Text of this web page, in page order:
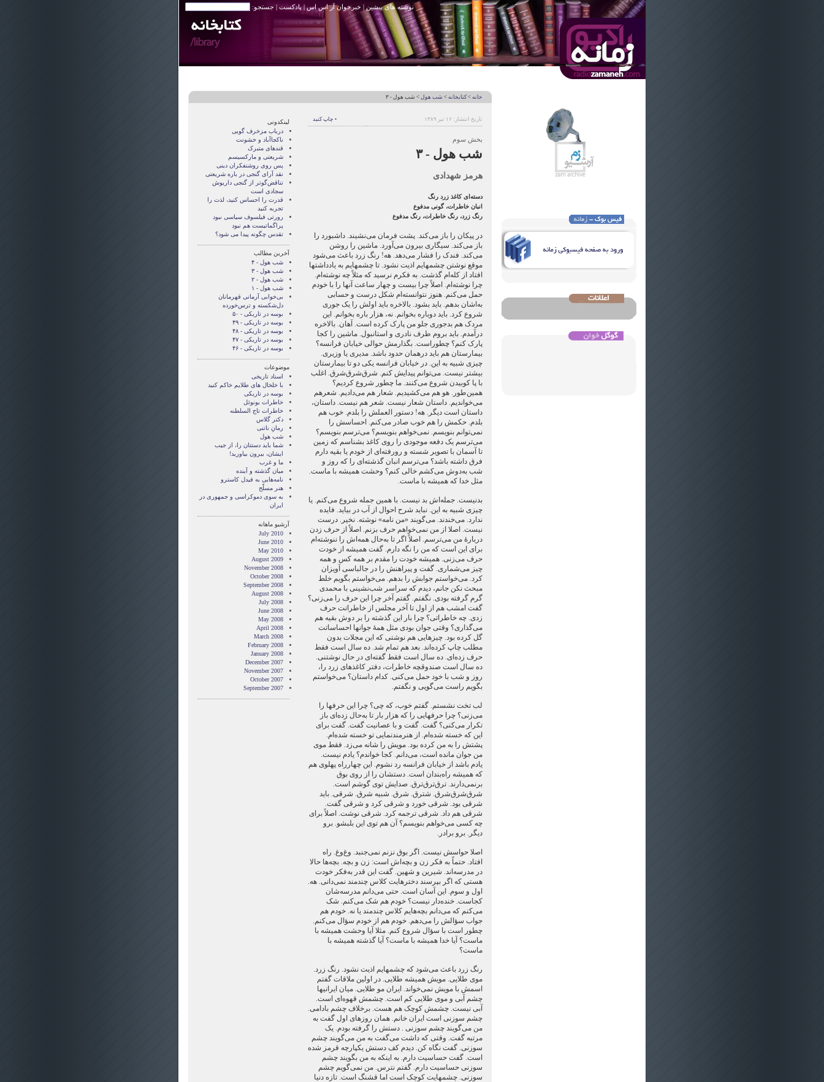
نوشته های پیشین | خبرخوان آر اس اس|پادکست | جستجو:
خانه >کتابخانه > شب هول > شب هول - ۳
تاریخ انتشار: ۱۶ تیر ۱۳۸۹ • چاپ کنید
بخش سوم
شب هول - ۳
هرمز شهدادی
دسته‌ای کاغذ زرد رنگ
انبان خاطرات، گونی مدفوع
رنگ زرد، رنگ خاطرات، رنگ مدفوع
در پیکان را باز می‌کند. پشت فرمان می‌نشیند. داشبورد را
باز می‌کند. سیگاری بیرون می‌آورد. ماشین را روشن
می‌کند. فندک را فشار می‌دهد. هه! رنگ زرد باعث می‌شود
موقع نوشتن چشمهایم اذیت نشود. تا چشمهایم به یادداشتها
افتاد از کله‌ام گذشت. به فکرم نرسید که مثلاً چه نوشته‌ام.
چرا نوشته‌ام. اصلاً چرا بیست و چهار ساعت آنها را با خودم
حمل می‌کنم. هنوز نتوانسته‌ام شکل درست و حسابی
به‌اشان بدهم. باید بشود. بالاخره باید اولش را یک جوری
شروع کرد. باید دوباره بخوانم. نه، هزار باره بخوانم. این
مردک هم بدجوری جلو من پارک کرده است. آهان. بالاخره
درآمدم. باید بروم طرف نادری و استانبول. ماشین را کجا
پارک کنم؟ چطوراست. بگذارمش حوالی خیابان فرانسه؟
بیمارستان هم باید درهمان حدود باشد. مدیری یا وزیری.
چیزی شبیه به این. در خیابان فرانسه یکی دو تا بیمارستان
بیشتر نیست. می‌توانم پیدایش کنم. شرق‌شرق‌شرق. اغلب
با پا کوبیدن شروع می‌کنند. ما چطور شروع کردیم؟
همین‌طور. هو هم می‌کشیدیم. شعار هم می‌دادیم. شعرهم
می‌خواندیم. داستان شعار نیست. شعر هم نیست. داستان،
داستان است دیگر. هه! دستور العملش را بلدم. خوب هم
بلدم. حکمش را هم خوب صادر می‌کنم. احساسش را
نمی‌توانم بنویسم. نمی‌خواهم بنویسم؟ می‌ترسم بنویسم؟
می‌ترسم یک دفعه موجودی را روی کاغذ بشناسم که زمین
تا آسمان با تصویر شسته و رورفته‌ای از خودم یا بقیه دارم
فرق داشته باشد؟ می‌ترسم انبان گذشته‌ای را که روز و
شب به‌دوش می‌کشم خالی کنم؟ وحشت همیشه با ماست.
مثل خدا که همیشه با ماست.
بدنیست. جمله‌اش بد نیست. با همین جمله شروع می‌کنم. یا
چیزی شبیه به این. نباید شرح احوال از آب در بیاید. فایده
ندارد. می‌خندند. می‌گویند «من نامه» نوشته. نخیر. درست
نیست. اصلا از من نمی‌خواهم حرف بزنم. اصلاً از حرف زدن
دربارۀ من می‌ترسم. اصلاً اگر تا به‌حال همه‌اش را ننوشته‌ام
برای این است که من را نگه دارم. گفت همیشه از خودت
حرف می‌زنی. همیشه خودت را مقدم بر همه کس و همه
چیز می‌شماری. گفت و پیراهنش را در جالباسی آویزان
کرد. می‌خواستم جوابش را بدهم. می‌خواستم بگویم خلط
مبحث نکن جانم، دیدم که سراسر شب‌نشینی با محمدی
گرم گرفته بودی. نگفتم. گفتم آخر چرا این حرف را می‌زنی؟
گفت امشب هم از اول تا آخر مجلس از خاطراتت حرف
زدی. چه خاطراتی؟ چرا بار این گذشته را بر دوش بقیه هم
می‌گذاری؟ وقتی جوان بودی مثل همۀ جوانها احساساتت
گل کرده بود. چیزهایی هم نوشتی که این مجلات بدون
مطلب چاپ کرده‌اند. بعد هم تمام شد. ده سال است فقط
حرف زده‌ای. ده سال است فقط گفته‌ای در حال نوشتنی.
ده سال است صندوقچه خاطرات، دفتر کاغذهای زرد را،
روز و شب با خود حمل می‌کنی. کدام داستان؟ می‌خواستم
بگویم راست می‌گویی و نگفتم.
لب تخت نشستم. گفتم خوب، که چی؟ چرا این حرفها را
می‌زنی؟ چرا حرفهایی را که هزار بار تا به‌حال زده‌ای باز
تکرار می‌کنی؟ گفت. گفت و با عصانیت گفت. گفت برای
این که خسته شده‌ام. از هنرمندنمایی تو خسته شده‌ام.
پشتش را به من کرده بود. مویش را شانه می‌زد. فقط موی
من جوان مانده است، می‌دانم. کجا خواندم؟ یادم نیست.
یادم باشد از خیابان فرانسه رد نشوم. این چهارراه پهلوی هم
که همیشه راه‌بندان است. دستشان را از روی بوق
برنمی‌دارند. ترق‌ترق‌ترق. صدایش توی گوشم است.
شرق‌شرق‌شرق. شترق. شرق. شبیه شرق. شرقی. باید
شرقی بود. شرقی خورد و شرقی کرد و شرقی گفت.
شرقی هم داد. شرقی ترجمه کرد. شرقی نوشت. اصلاً برای
چه کسی می‌خواهم بنویسم؟ آن هم توی این بلبشو. برو
دیگر. برو برادر.
اصلا حواسش نیست. اگر بوق نزنم نمی‌جنبد. وغ‌وغ. راه
افتاد. حتماً به فکر زن و بچه‌اش است: زن و بچه. بچه‌ها حالا
در مدرسه‌اند. شیرین و شهین. گفت این قدر به‌فکر خودت
هستی که اگر بپرسند دخترهایت کلاس چندمند نمی‌دانی. هه.
اول و سوم. این آسان است. حتی می‌دانم مدرسه‌شان
کجاست. خنده‌دار نیست؟ خودم هم شک می‌کنم. شک
می‌کنم که می‌دانم بچه‌هایم کلاس چندمند یا نه. خودم هم
جواب سؤالش را می‌دهم. خودم هم از خودم سؤال می‌کنم.
چطور است با سؤال شروع کنم. مثلا آیا وحشت همیشه با
ماست؟ آیا خدا همیشه با ماست؟ آیا گذشته همیشه با
ماست؟
رنگ زرد باعث می‌شود که چشمهایم اذیت نشود. رنگ زرد.
موی طلایی. مویش همیشه طلایی. در اولین ملاقات گفتم
اسمش با مویش نمی‌خواند. ایران مو طلایی. میان ایرانیها
چشم آبی و موی طلایی کم است. چشمش قهوه‌ای است.
آبی نیست. چشمش کوچک هم هست. برخلاف چشم بادامی.
چشم سوزنی است ایران خانم. همان روزهای اول گفت به
من می‌گویند چشم سوزنی . دستش را گرفته بودم. یک
مرتبه گفت. وقتی که داشت می‌گفت به من می‌گویند چشم
سوزنی. گفت نگاه کن. دیدم کف دستش یکپارچه قرمز شده
است. گفت حساسیت دارم. به اینکه به من بگویند چشم
سوزنی حساسیت دارم. گفتم نترس. من نمی‌گویم چشم
سوزنی. چشمهایت کوچک است اما قشنگ است. تازه دنیا
لینکدونی
درباب مزخرف گویی
ناکجاآباد و خشونت
قندهای متبرک
شریعتی و مارکسیسم
پس روی روشنفکران دینی
نقد آرای گنجی در باره شریعتی
تناقض‌گوتر از گنجی داريوش
سجادی است
قدرت را احساس کنید، لذت را
تجربه کنید
رورتی فيلسوف سياسی نبود
پراگماتيست هم نبود
تقدس چگونه پيدا می شود؟
آخرین مطالب
شب هول - ۴
شب هول - ۳
شب هول - ۲
شب هول - ۱
بی‌خوابی آرمانی قهرمانان
دل‌شکسته و ترس‌خورده
بوسه در تاریکی - ۵۰
بوسه در تاریکی - ۴۹
بوسه در تاریکی - ۴۸
بوسه در تاریکی - ۴۷
بوسه در تاریکی - ۴۶
موضوعات
اسناد تاریخی
با خلخال های طلایم خاکم کنید
بوسه در تاریکی
خاطرات بونوئل
خاطرات تاج السلطنه
دکتر گلاس
رمانِ ناتنی
شب هول
شما بايد دستتان را، از جيب
ايشان، بيرون بياوريد!
ما و غرب
میان گذشته و آینده
نامه‌هایی به فیدل کاسترو
هنر مسلّح
‌به سوی دموکراسی و جمهوری در
ایران
آرشیو ماهانه
July 2010
June 2010
May 2010
August 2009
November 2008
October 2008
September 2008
August 2008
July 2008
June 2008
May 2008
April 2008
March 2008
February 2008
January 2008
December 2007
November 2007
October 2007
September 2007